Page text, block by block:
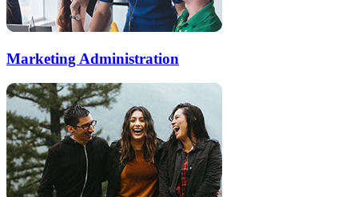
Marketing Administration